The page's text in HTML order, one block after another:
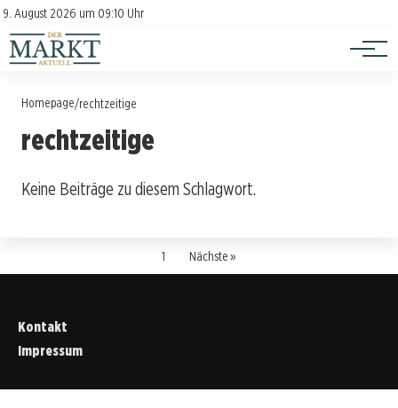
9. August 2026 um 09:10 Uhr
Kontakt
Impressum
Investition
Verbraucherschutz
Homepage/rechtzeitige
rechtzeitige
Keine Beiträge zu diesem Schlagwort.
1 Nächste »
Kontakt
Impressum